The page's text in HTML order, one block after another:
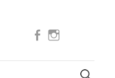
Facebook
Suchen
nach: